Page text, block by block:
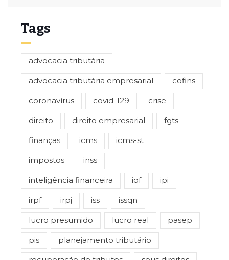
Tags
advocacia tributária
advocacia tributária empresarial cofins
coronavírus covid-129 crise
direito direito empresarial fgts
finanças icms icms-st
impostos inss
inteligência financeira iof ipi
irpf irpj iss issqn
lucro presumido lucro real pasep
pis planejamento tributário